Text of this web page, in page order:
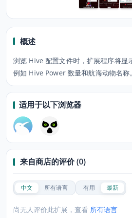
概述
浏览 Hive 配置文件时，扩展程序将显
例如 Hive Power 数量和航海动物名称。
适用于以下浏览器
来自商店的评价 (0)
中文 所有语言 有用 最新
尚无人评价此扩展，查看 所有语言